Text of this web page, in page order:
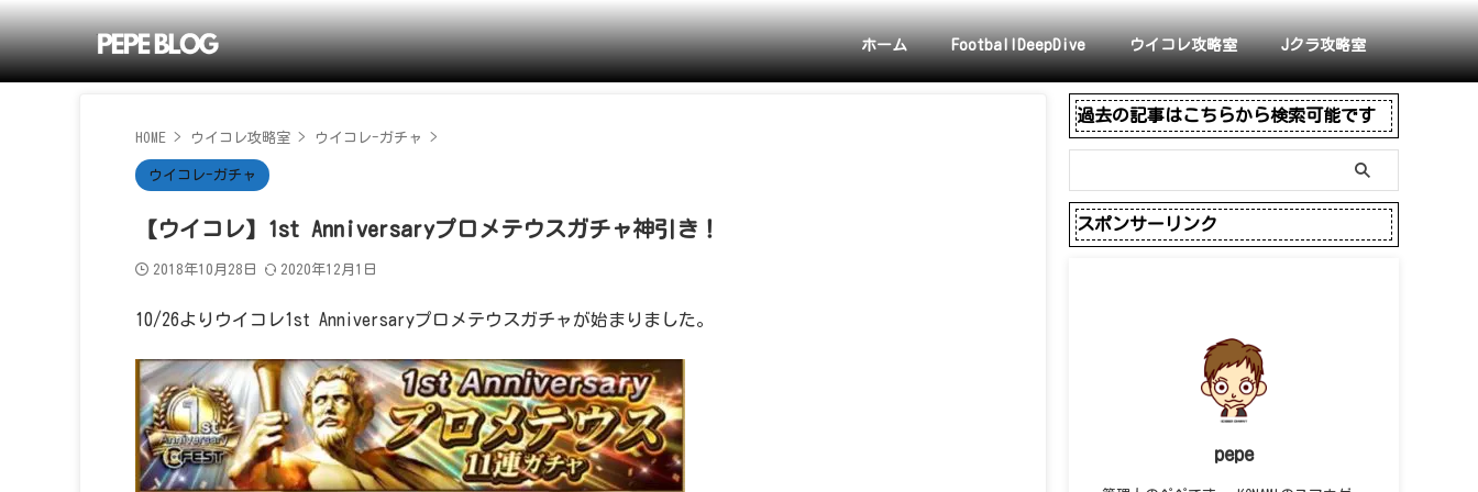
ホーム FootballDeepDive ウイコレ攻略室 Jクラ攻略室
HOME > ウイコレ攻略室 > ウイコレ-ガチャ >
ウイコレ-ガチャ
【ウイコレ】1st Anniversaryプロメテウスガチャ神引き！
2018年10月28日 2020年12月1日
10/26よりウイコレ1st Anniversaryプロメテウスガチャが始まりました。
過去の記事はこちらから検索可能です
スポンサーリンク
pepe